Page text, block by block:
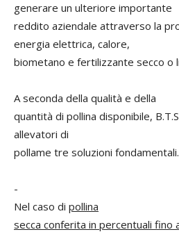
generare un ulteriore importante
reddito aziendale attraverso la
energia elettrica, calore,
biometano e fertilizzante secco o
A seconda della qualità e della
quantità di pollina disponibile,
allevatori di
pollame tre soluzioni fondamentali.
-
Nel caso di pollina
secca conferita in percentuali fino